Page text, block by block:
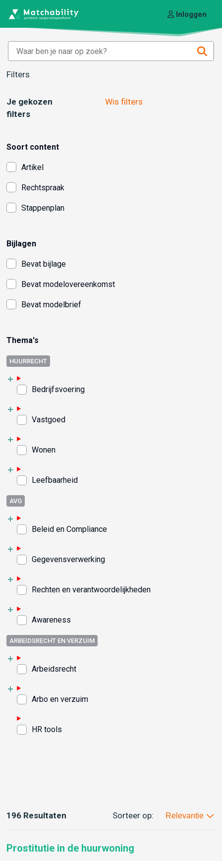
Inloggen
Filters
Je gekozen
filters
Wis filters
Soort content
Artikel
Rechtspraak
Stappenplan
Bijlagen
Bevat bijlage
Bevat modelovereenkomst
Bevat modelbrief
Thema's
HUURRECHT
Bedrijfsvoering
Vastgoed
Wonen
Leefbaarheid
AVG
Beleid en Compliance
Gegevensverwerking
Rechten en verantwoordelijkheden
Awareness
ARBEIDSRECHT EN VERZUIM
Arbeidsrecht
Arbo en verzuim
HR tools
196 Resultaten Sorteer op: Relevantie
Prostitutie in de huurwoning